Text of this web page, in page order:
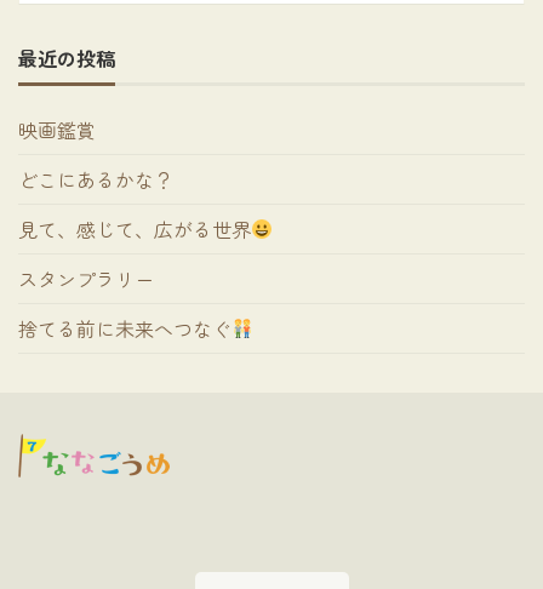
最近の投稿
映画鑑賞
どこにあるかな？
見て、感じて、広がる世界
スタンプラリー
捨てる前に未来へつなぐ